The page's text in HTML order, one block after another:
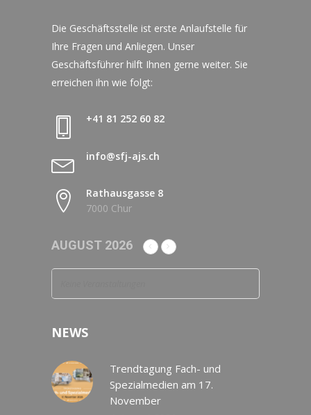
Die Geschäftsstelle ist erste Anlaufstelle für
Ihre Fragen und Anliegen. Unser
Geschäftsführer hilft Ihnen gerne weiter. Sie
erreichen ihn wie folgt:
+41 81 252 60 82
info@sfj-ajs.ch
Rathausgasse 8
7000 Chur
AUGUST 2026
NEWS
Trendtagung Fach- und
Spezialmedien am 17.
November